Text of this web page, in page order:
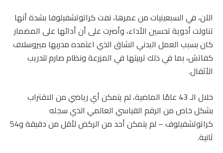
الآن، في السبعينيات من عمرها، نفت كراتوتشفيلوفا بشدة أنها
تناولت أدوية تحسين الأداء، وأصرت على أن أدائها على المضمار
كان بسبب العمل البدني الشاق الذي اعتمده مدربها ميروسلاف
كفاتش، بما في ذلك تربيتها في المزرعة ونظام صارم لتدريب
الأثقال.
خلال الـ 43 عامًا الماضية، لم يتمكن أي رياضي من الاقتراب
بشكل خاص من الرقم القياسي العالمي الذي سجله
كراتوتشفيلوف – لم يتمكن أحد من الركض لأقل من دقيقة و54
ثانية.